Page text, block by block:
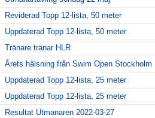
Reviderad Topp 12-lista, 50 meter
Uppdaterad Topp 12-lista, 50 meter
Tränare tränar HLR
Årets hälsning från Swim Open Stockholm
Uppdaterad Topp 12-lista, 25 meter
Uppdaterad Topp 12-lista, 25 meter
Resultat Utmanaren 2022-03-27